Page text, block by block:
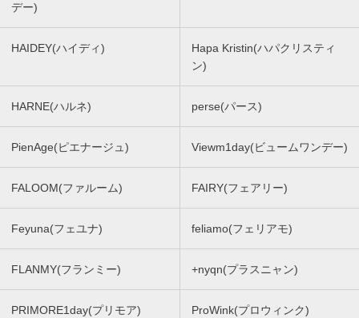
デー)
HAIDEY(ハイディ)
Hapa Kristin(ハパクリスティ
ン)
HARNE(ハルネ) perse(パース)
PienAge(ピエナージュ) Viewm1day(ビュームワンデー)
FALOOM(ファルーム) FAIRY(フェアリー)
Feyuna(フェユナ) feliamo(フェリアモ)
FLANMY(フランミー) +nyqn(プラスニャン)
PRIMORE1day(プリモア) ProWink(プロウィンク)